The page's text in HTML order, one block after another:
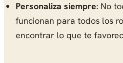
Personaliza siempre: No
funcionan para todos los
encontrar lo que te